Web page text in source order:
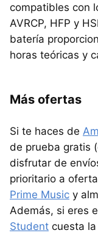
compatibles con
AVRCP, HFP y
batería
horas teóricas y
Más ofertas
Si te haces de
de prueba gratis
disfrutar de
prioritario a
Prime Music y
Además, si eres
Student cuesta